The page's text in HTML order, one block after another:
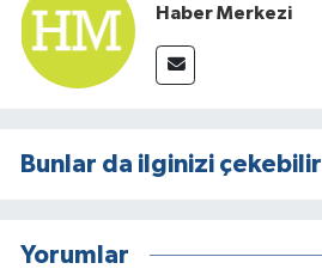
Haber Merkezi
Bunlar da ilginizi çekebilir
Yorumlar